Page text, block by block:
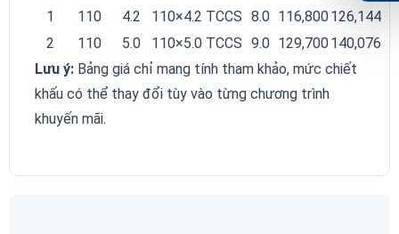
1 110 4.2 110×4.2 TCCS 8.0 116,800126,144
2
110 5.0 110×5.0 TCCS 9.0 129,700140,076
Lưu ý:Bảng giá chỉ mang tính tham khảo, mức chiết
khấu có thể thay đổi tùy vào từng chương trình
khuyến mãi.